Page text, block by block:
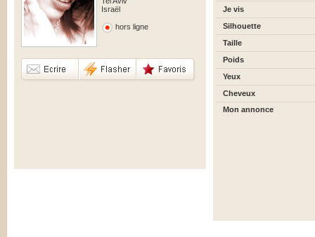
Israël
hors ligne
Je vis
Silhouette
Taille
Poids
Yeux
Cheveux
Mon annonce